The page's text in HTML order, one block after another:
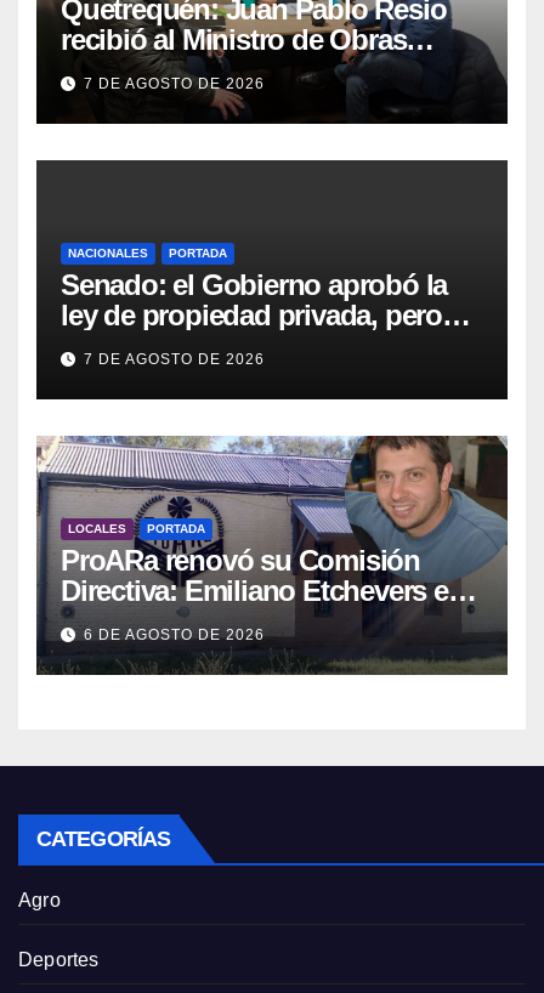
Quetrequén: Juan Pablo Resio
recibió al Ministro de Obras
Públicas y al Presidente de
Vialidad para recorrer la ruta a
Villa Huidobro
7 DE AGOSTO DE 2026
NACIONALES PORTADA
Senado: el Gobierno aprobó la
ley de propiedad privada, pero
tuvo que quitar otro capítulo
7 DE AGOSTO DE 2026
LOCALES PORTADA
ProARa renovó su Comisión
Directiva: Emiliano Etchevers es
el nuevo Presidente de la entidad
6 DE AGOSTO DE 2026
CATEGORÍAS
Agro
Deportes